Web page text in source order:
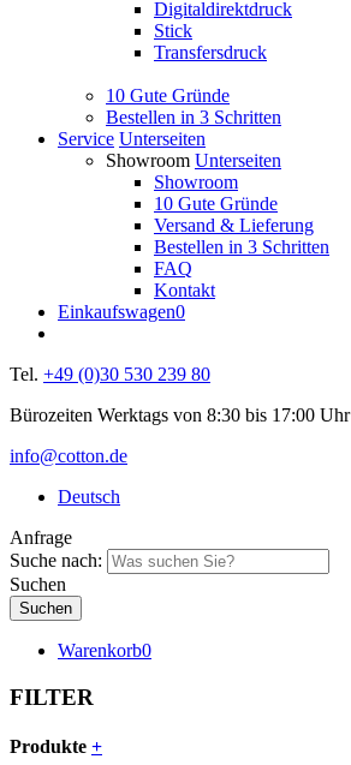
Digitaldirektdruck
Stick
Transfersdruck
10 Gute Gründe
Bestellen in 3 Schritten
Service Unterseiten
Showroom Unterseiten
Showroom
10 Gute Gründe
Versand & Lieferung
Bestellen in 3 Schritten
FAQ
Kontakt
Einkaufswagen0
Tel. +49 (0)30 530 239 80
Bürozeiten Werktags von 8:30 bis 17:00 Uhr
info@cotton.de
Deutsch
Anfrage
Suche nach:
Suchen
Warenkorb0
FILTER
Produkte +